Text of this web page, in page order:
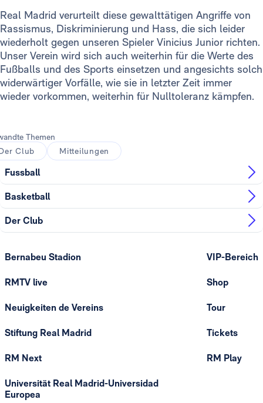
Real Madrid verurteilt diese gewalttätigen Angriffe von
Rassismus, Diskriminierung und Hass, die sich leider
wiederholt gegen unseren Spieler Vinicius Junior richten.
Unser Verein wird sich auch weiterhin für die Werte des
Fußballs und des Sports einsetzen und angesichts solch
widerwärtiger Vorfälle, wie sie in letzter Zeit immer
wieder vorkommen, weiterhin für Nulltoleranz kämpfen.
Themen
Club
Mitteilungen
Fussball
Basketball
Der Club
Bernabeu Stadion
RMTV live
Neuigkeiten de Vereins
Stiftung Real Madrid
RM Next
Universität Real Madrid-Universidad
Europea
VIP-Bereich
Shop
Tour
Tickets
RM Play